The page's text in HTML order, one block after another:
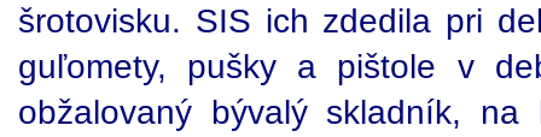
šrotovisku. SIS ich zdedila pri
guľomety, pušky a pištole v
obžalovaný bývalý skladník,